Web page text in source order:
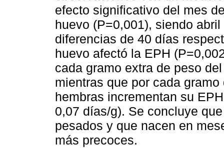
efecto significativo del mes
huevo (P=0,001), siendo
diferencias de 40 días
huevo afectó la EPH
cada gramo extra de peso
mientras que por cada
hembras incrementan su
0,07 días/g). Se concluye
pesados y que nacen en
más precoces.